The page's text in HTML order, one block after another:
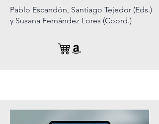
Pablo Escandón, Santiago Tejedor (Eds.)
y Susana Fernández Lores (Coord.)